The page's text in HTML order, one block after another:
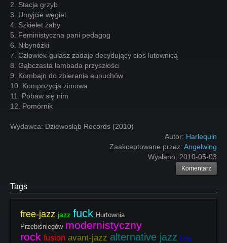
2. Stacja grzyb
3. Umyjcie węgiel
4. Szkielet żaby
5. Feministyczna pani pedagog
6. Nibynóżki
7. Człowiek-gulasz zadaje decydujący cios lutownicą
8. Gąbczasta lambada przyszłości
9. Kombajn do zbierania eunuchów
10. Kompozycja zimowa
11. Pobaw się nim
12. Pomórnik
Wydawca: Dziewosłąb Records (2010)
Autor: Harlequin
Zaakceptowane przez: Angelwing
Wysłano: 2010-05-03
Komentarz
Tags
free-jazz jazz fuck Hurtownia
Przebiśniegów modernistyczny
rock fusion avant-jazz alternative jazz Uda